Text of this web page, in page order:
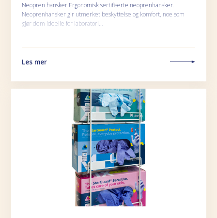
Neopren hansker Ergonomisk sertifiserte neoprenhansker.
Neoprenhansker gir utmerket beskyttelse og komfort, noe som
gjør dem ideelle for laboratori…
Les mer